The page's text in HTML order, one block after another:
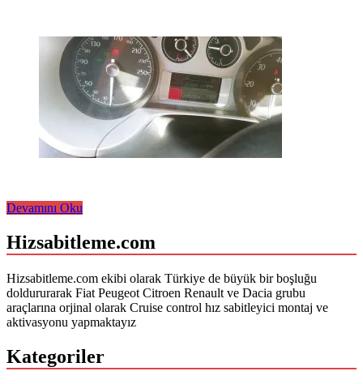
Lancia
Cruise
Control
Devamını Oku
Hizsabitleme.com
Hizsabitleme.com ekibi olarak Türkiye de büyük bir boşluğu
doldururarak Fiat Peugeot Citroen Renault ve Dacia grubu
araçlarına orjinal olarak Cruise control hız sabitleyici montaj ve
aktivasyonu yapmaktayız
Kategoriler